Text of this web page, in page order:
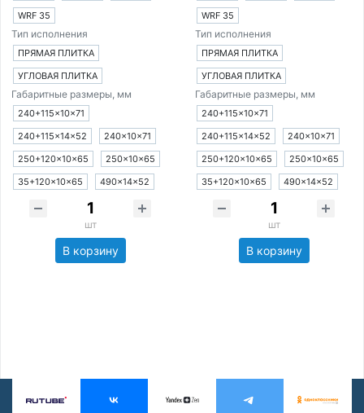
WRF 35
Тип исполнения
ПРЯМАЯ ПЛИТКА
УГЛОВАЯ ПЛИТКА
Габаритные размеры, мм
240+115×10×71
240+115×14×52
240×10×71
250+120×10×65
250×10×65
35+120×10×65
490×14×52
шт
В корзину
WRF 35
Тип исполнения
ПРЯМАЯ ПЛИТКА
УГЛОВАЯ ПЛИТКА
Габаритные размеры, мм
240+115×10×71
240+115×14×52
240×10×71
250+120×10×65
250×10×65
35+120×10×65
490×14×52
шт
В корзину